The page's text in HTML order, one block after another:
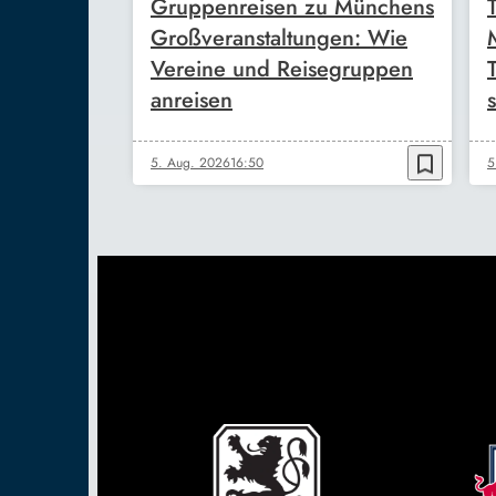
Gruppenreisen zu Münchens
Großveranstaltungen: Wie
Vereine und Reisegruppen
anreisen
5. Aug. 202616:50 bookmark_border